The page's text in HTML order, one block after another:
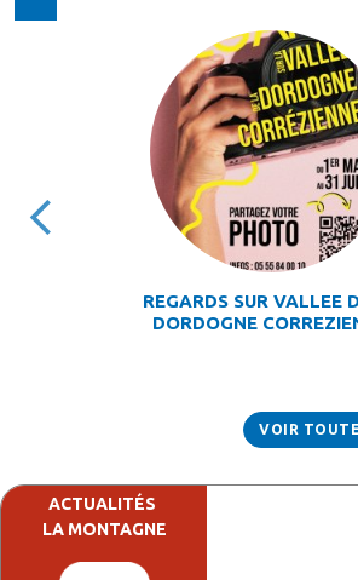
REGARDS SUR VALLEE
DORDOGNE
VOIR
ACTUALITÉS
LA MONTAGNE